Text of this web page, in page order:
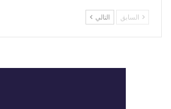
السابق التالي